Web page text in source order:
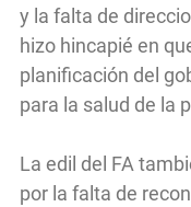
y la falta de
hizo hincapié en
planificación del
para la salud de la
La edil del FA
por la falta de